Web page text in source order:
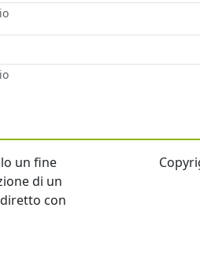
un fine
di un
con